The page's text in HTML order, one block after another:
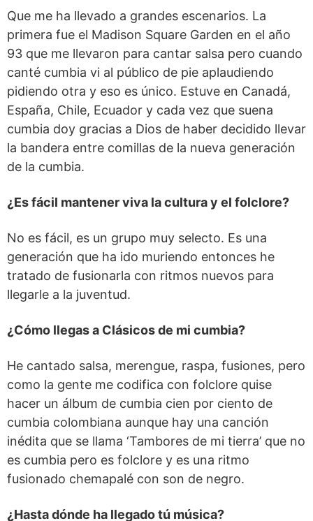
Que me ha llevado a grandes escenarios. La
primera fue el Madison Square Garden en el año
93 que me llevaron para cantar salsa pero cuando
canté cumbia vi al público de pie aplaudiendo
pidiendo otra y eso es único. Estuve en Canadá,
España, Chile, Ecuador y cada vez que suena
cumbia doy gracias a Dios de haber decidido llevar
la bandera entre comillas de la nueva generación
de la cumbia.
¿Es fácil mantener viva la cultura y el folclore?
No es fácil, es un grupo muy selecto. Es una
generación que ha ido muriendo entonces he
tratado de fusionarla con ritmos nuevos para
llegarle a la juventud.
¿Cómo llegas a Clásicos de mi cumbia?
He cantado salsa, merengue, raspa, fusiones, pero
como la gente me codifica con folclore quise
hacer un álbum de cumbia cien por ciento de
cumbia colombiana aunque hay una canción
inédita que se llama ‘Tambores de mi tierra’ que no
es cumbia pero es folclore y es una ritmo
fusionado chemapalé con son de negro.
¿Hasta dónde ha llegado tú música?